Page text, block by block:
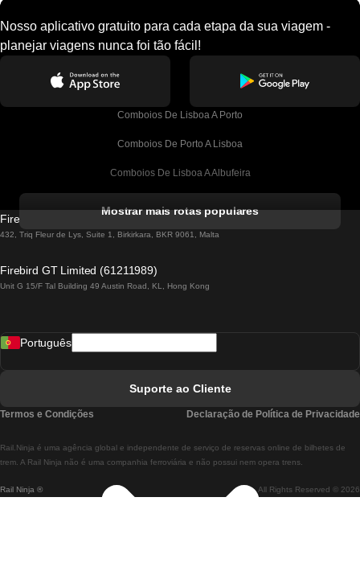
Nosso aplicativo gratuito para cada etapa da sua viagem -
planejar viagens nunca foi tão fácil!
Comboios De Lisboa A Porto
Comboios De Porto A Lisboa
Comboios De Lisboa A Albufeira
Comboios De Lisboa A Lagos
Comboios De Lisboa A Madrid
Comboios De Lisboa A Braga
Comboios De Braga A Lisboa
Mostrar mais rotas populares
Firebird GT Limited (OC 1451)
432, Triq Fleur de Lys, Suite 1, Birkirkara, BKR 9061, Malta
Firebird GT Limited (61211989)
Unit G 15/F Tal Building 49 Austin Road, KL, Hong Kong
Rail Ninja ® All Rights Reserved © 2026
Rail.Ninja é uma agência global e independente de serviço de reservas online de bilhetes de
trem. A Rail Ninja não é uma companhia ferroviária e não possui nem opera trens.
Português
Suporte ao Cliente
Termos e Condições Declaração de Política de Privacidade